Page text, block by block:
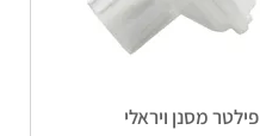
פילטר מסנן ויראלי